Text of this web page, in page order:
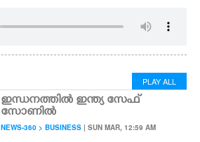
PLAY ALL
ഇന്ധനത്തിൽ ഇന്ത്യ സേഫ്
സോണിൽ
NEWS-360 > BUSINESS | SUN MAR, 12:59 AM